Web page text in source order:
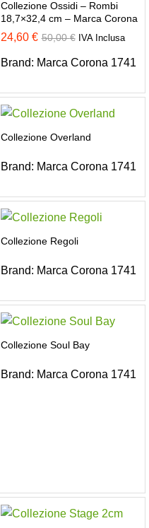
Collezione Ossidi – Rombi
18,7×32,4 cm – Marca Corona
24,60 € 50,00€ IVA Inclusa
Brand: Marca Corona 1741
Collezione Overland
Brand: Marca Corona 1741
Collezione Regoli
Brand: Marca Corona 1741
Collezione Soul Bay
Brand: Marca Corona 1741